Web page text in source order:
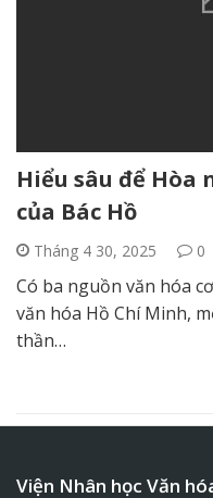
Hiểu sâu để Hòa
của Bác Hồ
Tháng 4 30, 2025 0
Có ba nguồn văn hóa
văn hóa Hồ Chí Minh,
thần…
Viện Nhân học Văn